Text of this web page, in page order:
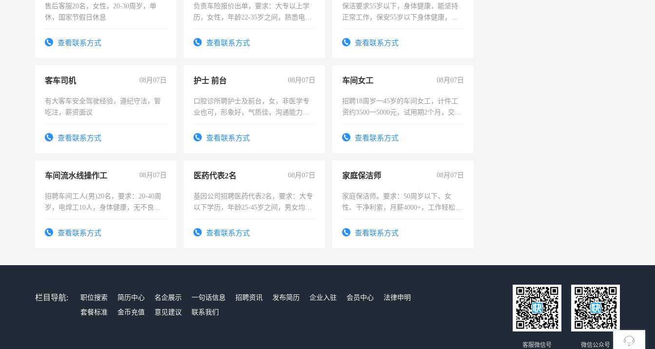
售后客服20名，女性，20-30周岁，单
休，国家节假日休息
查看联系方式
负责车险报价出单，要求：大专以上学
历，女性，年龄22-35岁之间，熟悉电脑
试用期1-3个月，转正后交纳五险，
查看联系方式
保洁要求55岁以下，身体健康，能坚持
正常工作，保安55岁以下身体健康，有
录，客服要求45岁以下高中以上文化，
查看联系方式
客车司机 08月07日
有大客车安全驾驶经验，遵纪守法，管
吃注，薪资面议
查看联系方式
护士 前台 08月07日
口腔诊所聘护士及前台，女，非医学专
业也可，形象好，气质佳，沟通能力
查看联系方式
车间女工 08月07日
招聘18周岁一45岁的车间女工，计件工
资约3500一5000元，试用期2个月，交五
查看联系方式
车间流水线操作工 08月07日
招聘车间工人(男)20名，要求：20-40周
岁，电焊工10人，身体健康，无不良嗜
宿，免费发放劳保用品，两班倒，每月
查看联系方式
医药代表2名 08月07日
基因公司招聘医药代表2名，要求：大专
以下学历，年龄25-45岁之间，男女均
表或者有医学资质的优先，底薪+绩效，
查看联系方式
家庭保洁师 08月07日
家庭保洁师。要求：50周岁以下、女
性、干净利索，月薪4000+，工作轻松，
太太等。查看联系方式
栏目导航: 职位搜索 简历中心 名企展示 一句话信息 招聘资讯 发布简历 企业入驻 会员中心
法律申明
套餐标准
金币充值 意见建议 联系我们
微信公众号
客服微信号